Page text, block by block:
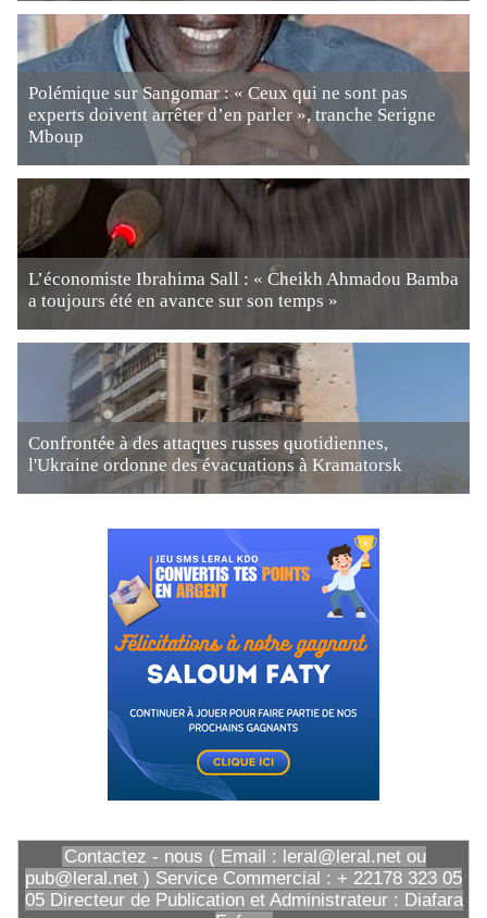
Polémique sur Sangomar : « Ceux qui ne sont pas
experts doivent arrêter d’en parler », tranche Serigne
Mboup
L’économiste Ibrahima Sall : « Cheikh Ahmadou Bamba
a toujours été en avance sur son temps »
Confrontée à des attaques russes quotidiennes,
l'Ukraine ordonne des évacuations à Kramatorsk
Contactez - nous ( Email : leral@leral.net ou
pub@leral.net ) Service Commercial : + 22178 323 05
05 Directeur de Publication et Administrateur : Diafara